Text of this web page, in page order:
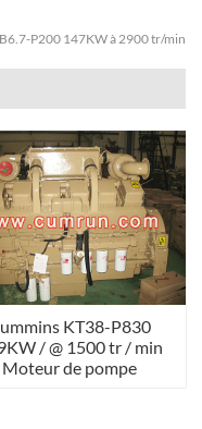
P200 147KW à 2900 tr/min
KT38-P830
/ @ 1500 tr / min
Moteur de pompe